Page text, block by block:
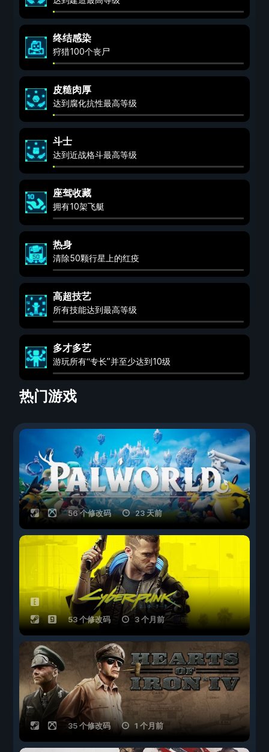
终结感染
狩猎100个丧尸
皮糙肉厚
达到腐化抗性最高等级
斗士
达到近战格斗最高等级
座驾收藏
拥有10架飞艇
热身
清除50颗行星上的红疫
高超技艺
所有技能达到最高等级
多才多艺
游玩所有“专长”并至少达到10级
热门游戏
56 个修改码 23 天前
53 个修改码 3 个月前
35 个修改码 1 个月前